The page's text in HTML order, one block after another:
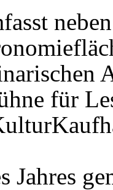
für
Jahres